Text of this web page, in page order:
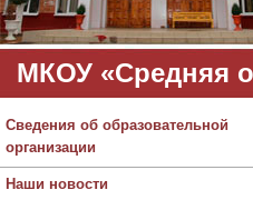
МКОУ «Средняя
Сведения об образовательной
организации
Наши новости